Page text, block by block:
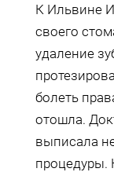
К Ильвине
своего
удаление
болеть
отошла.
выписала
процедуры.